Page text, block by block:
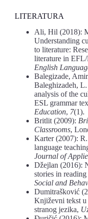
LITERATURA
Ali, Hil (2018):
Understanding
to literature:
literature in
English
Balegizade,
Baleghizadeh,
analysis of the
ESL grammar
Education, 7(1).
Britlit (2009):
Classrooms,
Karter (2007):
language
Journal of
Džejlan (2016):
stories in
Social and
Dumitrašković
Književni tekst
stranog jezika,